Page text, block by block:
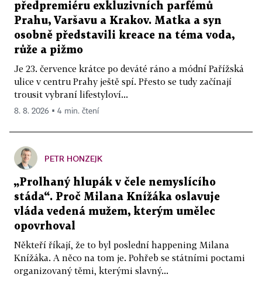
předpremiéru exkluzivních parfémů
Prahu, Varšavu a Krakov. Matka a syn
osobně představili kreace na téma voda,
růže a pižmo
Je 23. července krátce po deváté ráno a módní Pařížská
ulice v centru Prahy ještě spí. Přesto se tudy začínají
trousit vybraní lifestyloví...
8. 8. 2026 ▪ 4 min. čtení
PETR HONZEJK
„Prolhaný hlupák v čele nemyslícího
stáda“. Proč Milana Knížáka oslavuje
vláda vedená mužem, kterým umělec
opovrhoval
Někteří říkají, že to byl poslední happening Milana
Knížáka. A něco na tom je. Pohřeb se státními poctami
organizovaný těmi, kterými slavný...